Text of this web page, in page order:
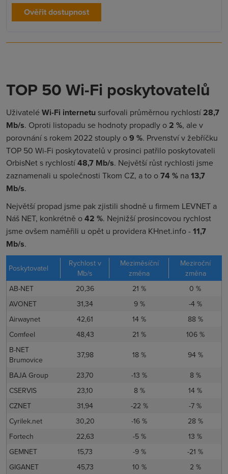
Ověřit dostupnost
TOP 50 Wi-Fi poskytovatelů
Uživatelé Wi-Fi internetu surfovali průměrnou rychlostí28,7
Mb/s. Oproti listopadu se hodnoty propadly o2 %, ale v
porovnání s rokem 2022 stouply o9 %. Prvenství v žebříčku
TOP 50 Wi-Fi poskytovatelů v prosinci patřilo poskytovateli
OrbisNet s rychlostí48,7 Mb/s. Největší růst rychlosti jsme
zaznamenali u společnosti Tkom CZ, a to o74 % na13,7
Mb/s.
Největší propad jsme pak zjistili shodně u firmem LEVNET a
Náš NET, konkrétně o42 %. Nejnižší prosincovou rychlost
jsme ovšem naměřili u opět u providera KHnet.info -11,7
Mb/s.
Poskytovatel
Rychlost v
Mb/s
Meziměsíční
změna
Meziroční
změna
AB-NET
20,36 21 %
0 %
AVONET
31,34 9 %
-4 %
Airwaynet
42,61 14 %
88 %
Comfeel
48,43 21 %
106 %
B-NET
Brumovice
37,98 18 %
94 %
BAJA Group
23,70 -13 %
8 %
CSERVIS
23,10 8 %
14 %
CZNET
31,94 -22 %
-7 %
Cyrilek.net
30,20 -16 %
28 %
Fortech
22,63 -5 %
13 %
GEMNET
15,73 -9 %
-21 %
GIGANET
45,73 10 %
2 %